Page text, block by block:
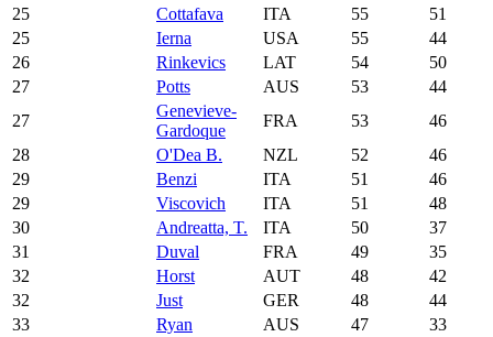
25
Cottafava ITA 55
51
25
Ierna USA 55
44
26
Rinkevics LAT 54
50
27
Potts AUS 53
44
27
Genevieve-
Gardoque
FRA 53
46
28
O'Dea B. NZL 52
46
29
Benzi ITA 51
46
29
Viscovich ITA 51
48
30
Andreatta, T. ITA 50
37
31
Duval FRA 49
35
32
Horst AUT 48
42
32
Just GER 48
44
33
Ryan AUS 47
33